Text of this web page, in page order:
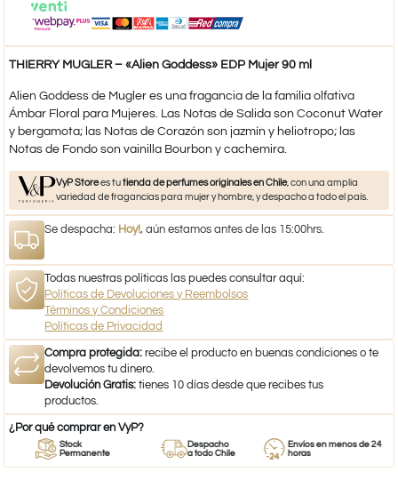
THIERRY MUGLER – «Alien Goddess» EDP Mujer 90 ml
Alien Goddess de Mugler es una fragancia de la familia olfativa
Ámbar Floral para Mujeres. Las Notas de Salida son Coconut Water
y bergamota; las Notas de Corazón son jazmín y heliotropo; las
Notas de Fondo son vainilla Bourbon y cachemira.
VyP Storees tutienda de perfumes originales en Chile, con una amplia
variedad de fragancias para mujer y hombre, y despacho a todo el país.
Se despacha: Hoy!, aún estamos antes de las 15:00hrs.
Todas nuestras políticas las puedes consultar aquí:
Políticas de Devoluciones y Reembolsos
Términos y Condiciones
Políticas de Privacidad
Compra protegida: recibe el producto en buenas condiciones o te
devolvemos tu dinero.
Devolución Gratis: tienes 10 días desde que recibes tus
productos.
¿Por qué comprar en VyP?
Stock
Permanente
Despacho
a todo Chile
Envíos en menos de 24
horas